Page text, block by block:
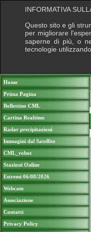
Home
Prima Pagina
Bollettino CML
Cartina Realtime
Radar precipitazioni
Immagini dal Satellite
CML_robot
Stazioni Online
Estremi 06/08/2026
Webcam
Associazione
Contatti
Privacy Policy
INFORMATIVA
Questo sito e gli
per migliorare
saperne di più, o
tecnologie